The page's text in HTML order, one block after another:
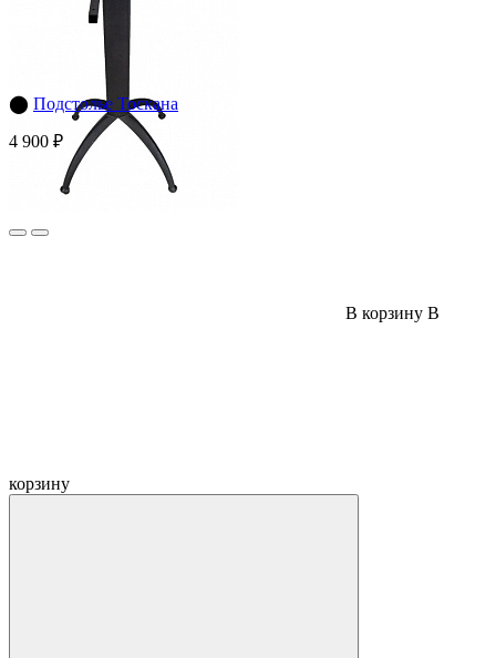
⬤ Подстолье Тоскана
4 900 ₽
В корзину В
корзину